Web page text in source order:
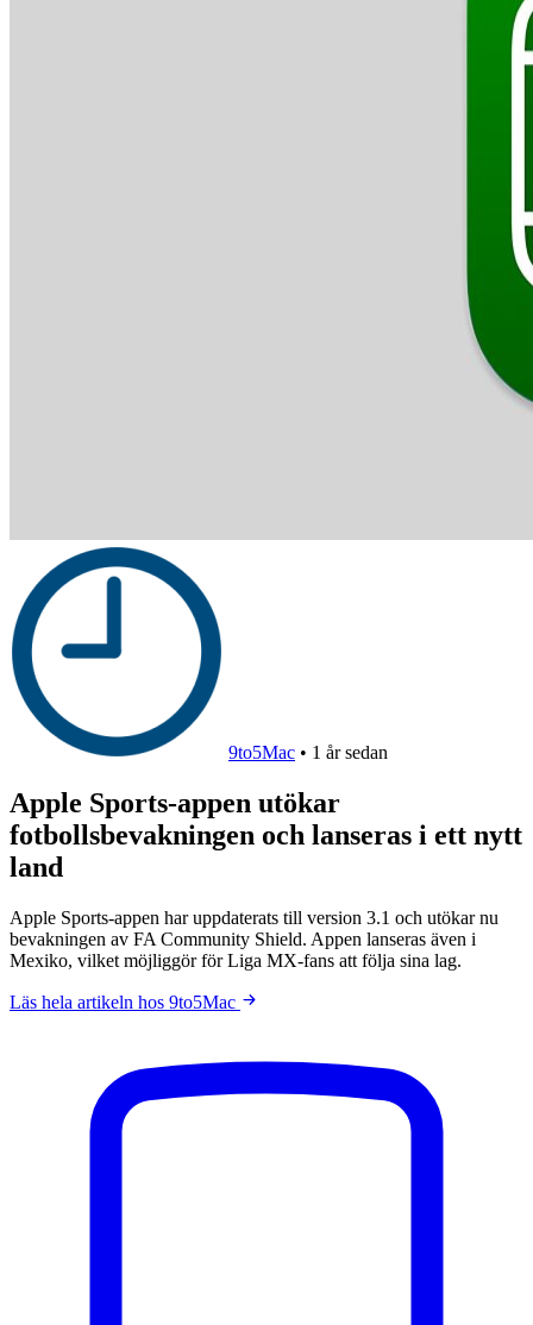
9to5Mac • 1 år sedan
Apple Sports-appen utökar
fotbollsbevakningen och lanseras i ett nytt
land
Apple Sports-appen har uppdaterats till version 3.1 och utökar nu
bevakningen av FA Community Shield. Appen lanseras även i
Mexiko, vilket möjliggör för Liga MX-fans att följa sina lag.
Läs hela artikeln hos 9to5Mac